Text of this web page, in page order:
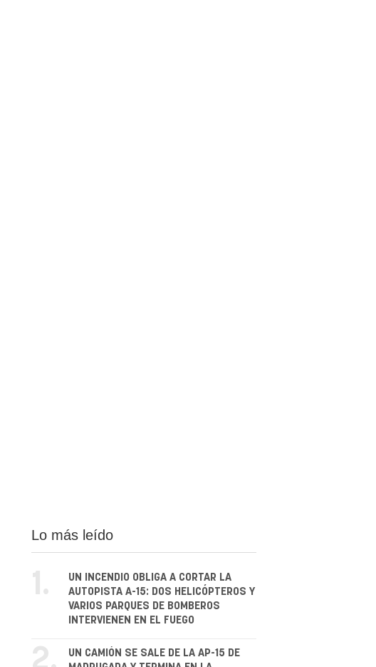
Lo más leído
1.
UN INCENDIO OBLIGA A CORTAR LA
AUTOPISTA A-15: DOS HELICÓPTEROS Y
VARIOS PARQUES DE BOMBEROS
INTERVIENEN EN EL FUEGO
2.
UN CAMIÓN SE SALE DE LA AP-15 DE